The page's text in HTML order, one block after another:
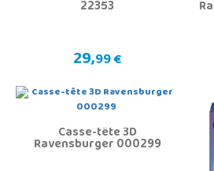
22353
29,99 €
Casse-tête 3D
Ravensburger 000299